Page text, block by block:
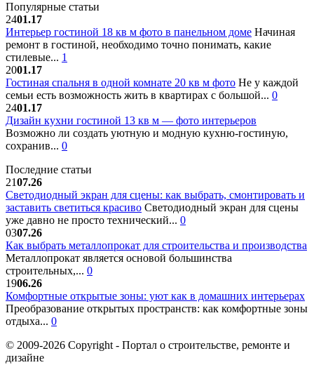
Популярные статьи
2401.17
Интерьер гостиной 18 кв м фото в панельном доме Начиная
ремонт в гостиной, необходимо точно понимать, какие
стилевые... 1
2001.17
Гостиная спальня в одной комнате 20 кв м фото Не у каждой
семьи есть возможность жить в квартирах с большой... 0
2401.17
Дизайн кухни гостиной 13 кв м — фото интерьеров
Возможно ли создать уютную и модную кухню-гостиную,
сохранив... 0
Последние статьи
2107.26
Светодиодный экран для сцены: как выбрать, смонтировать и
заставить светиться красиво Светодиодный экран для сцены
уже давно не просто технический... 0
0307.26
Как выбрать металлопрокат для строительства и производства
Металлопрокат является основой большинства
строительных,... 0
1906.26
Комфортные открытые зоны: уют как в домашних интерьерах
Преобразование открытых пространств: как комфортные зоны
отдыха... 0
© 2009-2026 Copyright - Портал о строительстве, ремонте и
дизайне